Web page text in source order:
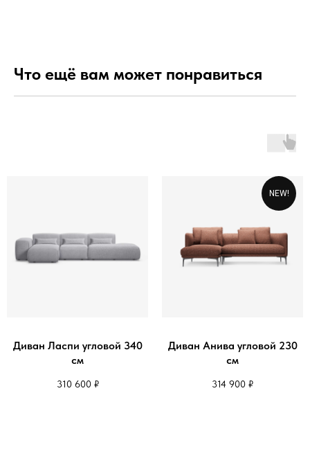
Что ещё вам может понравиться
Диван Ласпи угловой 340
см
310 600 ₽
NEW!
Диван Анива угловой 230
см
314 900 ₽